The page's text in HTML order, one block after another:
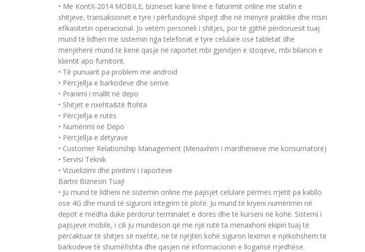
• Me KontX-2014 MOBILE, bizneset kanë lirinë e faturimit online me stafin e
shitjeve, transaksionet e tyre i përfundojnë shpejt dhe në mënyrë praktike dhe rrisin
efikasitetin operacional. Jo vetëm personeli i shitjes, por të gjithë përdoruesit tuaj
mund të lidhen me sistemin nga telefonat e tyre celularë ose tabletat dhe
menjëherë mund të kenë qasje në raportet mbi gjendjen e stoqeve, mbi bilancin e
klientit apo furnitorit.
• Të punuarit pa problem me android
• Përcjellja e barkodeve dhe serive
• Pranimi i mallit në depo
• Shitjet e nxehta&të ftohta
• Përcjellja e rutës
• Numërimi në Depo
• Përcjellja e detyrave
• Customer Relationship Management (Menaxhim i mardhënieve me konsumatorë)
• Servisi Teknik
• Vizuelizimi dhe printimi i raporteve
Bartni Biznesin Tuaj!
• Ju mund të lidheni në sistemin online me pajisjet celulare përmes rrjetit pa kabllo
ose 4G dhe mund të siguroni integrim të plotë. Ju mund të kryeni numërimin në
depot e mëdha duke përdorur terminalet e dorës dhe të kurseni në kohë. Sistemi i
pajisjeve mobile, i cili ju mundëson që me një rutë ta menaxhoni ekipin tuaj të
përcaktuar të shitjes së nxehtë, në të njëjtën kohë siguron leximin e njëkohshëm të
barkodeve të shumëfishta dhe qasjen në informacionin e llogarisë rrjedhëse.